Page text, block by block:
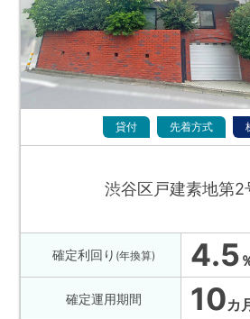
貸付 先着方式
渋谷区戸建素地第2
確定利回り (年換算) 4.5
確定運用期間 10カ